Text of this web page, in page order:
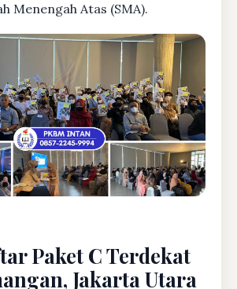
Menengah Atas (SMA).
Paket C Terdekat
Jakarta Utara